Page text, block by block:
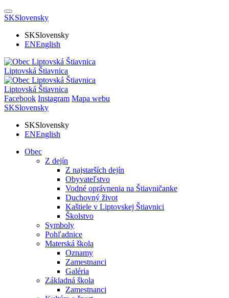
SKSlovensky
SKSlovensky
ENEnglish
Liptovská Štiavnica
Liptovská Štiavnica
Facebook Instagram Mapa webu
SKSlovensky
SKSlovensky
ENEnglish
Obec
Z dejín
Z najstarších dejín
Obyvateľstvo
Vodné oprávnenia na Štiavničanke
Duchovný život
Kaštiele v Liptovskej Štiavnici
Školstvo
Symboly
Pohľadnice
Materská škola
Oznamy
Zamestnanci
Galéria
Základná škola
Zamestnanci